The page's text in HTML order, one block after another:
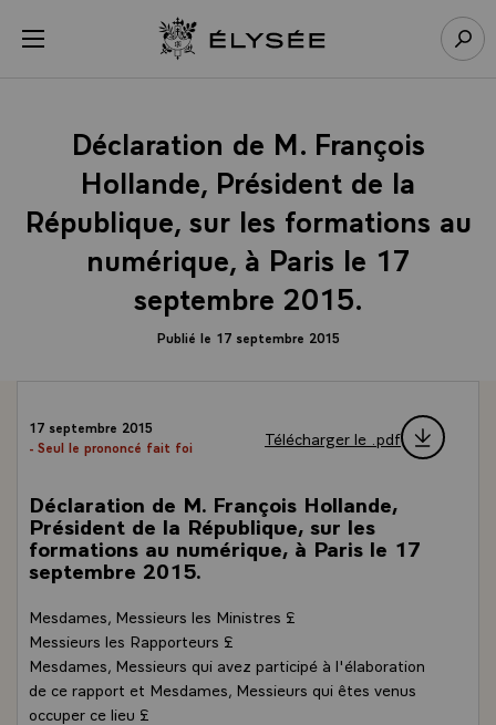
menu Retour à l’accueil Élysée
Déclaration de M. François
Hollande, Président de la
République, sur les formations au
numérique, à Paris le 17
septembre 2015.
Publié le 17 septembre 2015
17 septembre 2015
- Seul le prononcé fait foi
Télécharger le .pdf
Déclaration de M. François Hollande,
Président de la République, sur les
formations au numérique, à Paris le 17
septembre 2015.
Mesdames, Messieurs les Ministres £
Messieurs les Rapporteurs £
Mesdames, Messieurs qui avez participé à l'élaboration
de ce rapport et Mesdames, Messieurs qui êtes venus
occuper ce lieu £
Panneau de gestion des cookies